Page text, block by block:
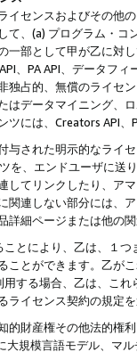
イセンスおよびその他
て、(a) プログラム・
一部として甲が乙に対
、PA API、データフ
独占的、無償のライセ
はデータマイニング、
には、Creators API
与された明示的なライ
を、エンドユーザに
してリンクしたり、ア
関連しない部分には、
詳細ページまたは他の
とにより、乙は、１
ことができます。乙が
する場合、乙は、こ
ライセンス契約の規定
的財産権その他法的権
大規模言語モデル、マ